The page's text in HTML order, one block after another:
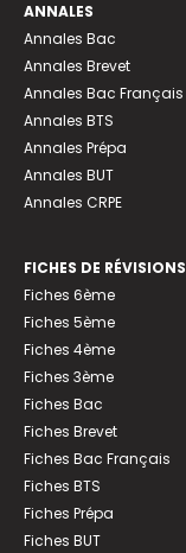
ANNALES
Annales Bac
Annales Brevet
Annales Bac Français
Annales BTS
Annales Prépa
Annales BUT
Annales CRPE
FICHES DE RÉVISIONS
Fiches 6ème
Fiches 5ème
Fiches 4ème
Fiches 3ème
Fiches Bac
Fiches Brevet
Fiches Bac Français
Fiches BTS
Fiches Prépa
Fiches BUT